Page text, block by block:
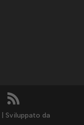
| Sviluppato da